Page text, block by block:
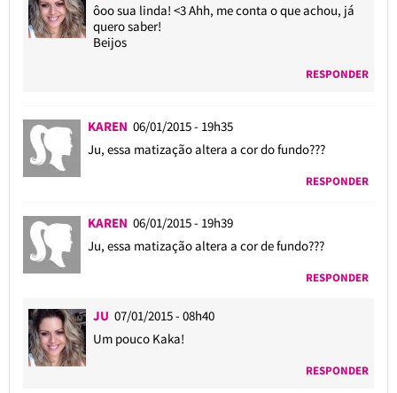
ôoo sua linda! <3 Ahh, me conta o que achou, já
quero saber!
Beijos
RESPONDER
KAREN 06/01/2015 - 19h35
Ju, essa matização altera a cor do fundo???
RESPONDER
KAREN 06/01/2015 - 19h39
Ju, essa matização altera a cor de fundo???
RESPONDER
JU 07/01/2015 - 08h40
Um pouco Kaka!
RESPONDER